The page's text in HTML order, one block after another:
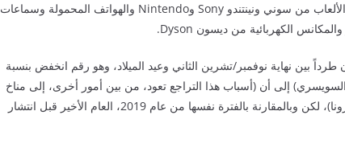
وكانت مجموعات ألعاب التركيب ليغو Lego وأجهزة الألعاب من سوني ونينتندو Sony وNintendo والهواتف المحمولة وسماعات
أرسل البريد السويسري 22.3 مليون طرداً بين نهاية نوفمبر/تشرين الثاني وعيد الميلاد، وهو رقم انخفض بنسبة
السويسري) إلى أن (أسباب هذا التراجع تعود، من بين أمور أخرى، إلى مناخ
المستهلك القاتم ورفع إجراءات مكافحة فيروس كورونا)، لكن وبالمقارنة بالفترة نفسها من عام 2019، العام الأخير قبل انتشار